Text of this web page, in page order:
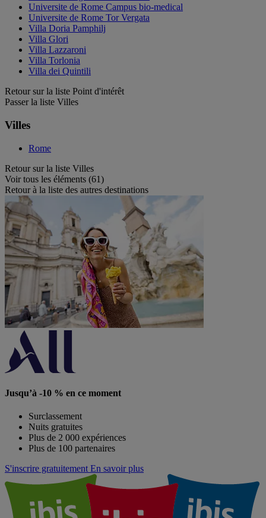
Universite de Rome Campus bio-medical
Universite de Rome Tor Vergata
Villa Doria Pamphilj
Villa Glori
Villa Lazzaroni
Villa Torlonia
Villa dei Quintili
Retour sur la liste Point d'intérêt
Passer la liste Villes
Villes
Rome
Retour sur la liste Villes
Voir tous les éléments (61)
Retour à la liste des autres destinations
Jusqu’à -10 % en ce moment
Surclassement
Nuits gratuites
Plus de 2 000 expériences
Plus de 100 partenaires
S'inscrire gratuitement En savoir plus